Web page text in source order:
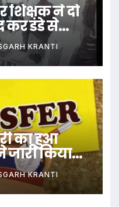
शिक्षक ने दो
कर डंडे से
KRANTI
का हुआ
किया
KRANTI